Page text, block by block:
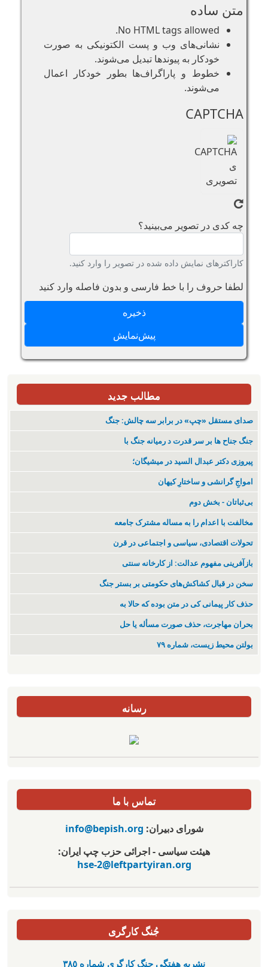
متن ساده
No HTML tags allowed.
نشانی‌های وب و پست الکتونیکی به صورت
خودکار به پیوند‌ها تبدیل می‌شوند.
خطوط و پاراگراف‌ها بطور خودکار اعمال
می‌شوند.
CAPTCHA
چه کدی در تصویر می‌بینید؟
کاراکترهای نمایش داده شده در تصویر را وارد کنید.
لطفا حروف را با خط فارسی و بدون فاصله وارد کنید
مطالب جدید
صدای مستقل «چپ» در برابر سه چالش: جنگ
جنگ جناح ها بر سر قدرت د رمیانە جنگ با
پیروزی دکتر عبدال السید در میشیگان؛
‌امواجِ گرانشی و ساختارِ کیهان
بی‌ثباتان - بخش دوم
مخالفت با اعدام را به مساله مشترک جامعه
تحولات اقتصادی، سیاسی و اجتماعی در قرن
بازآفرینی مفهوم عدالت: از کارخانه سنتی
سخن در قبال کشاکش‌های حکومتی بر بستر جنگ
حذف کار پیمانی کی در متن بودە کە حالا بە
بحران مهاجرت‌، حذف صورت مسأله یا حل
بولتن محیط زیست، شماره ۷۹
رسانه
تماس با ما
شورای دبیران:info@bepish.org
هیئت سیاسی - اجرائی حزب چپ ایران:
hse-2@leftpartyiran.org
جُنگ کارگری
نشریە هفتگی جنگ کارگری شمارە ٣٨٥